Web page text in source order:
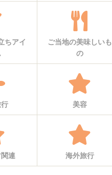
ちアイ
ご当地の美味しいも
の
美容
連 海外旅行